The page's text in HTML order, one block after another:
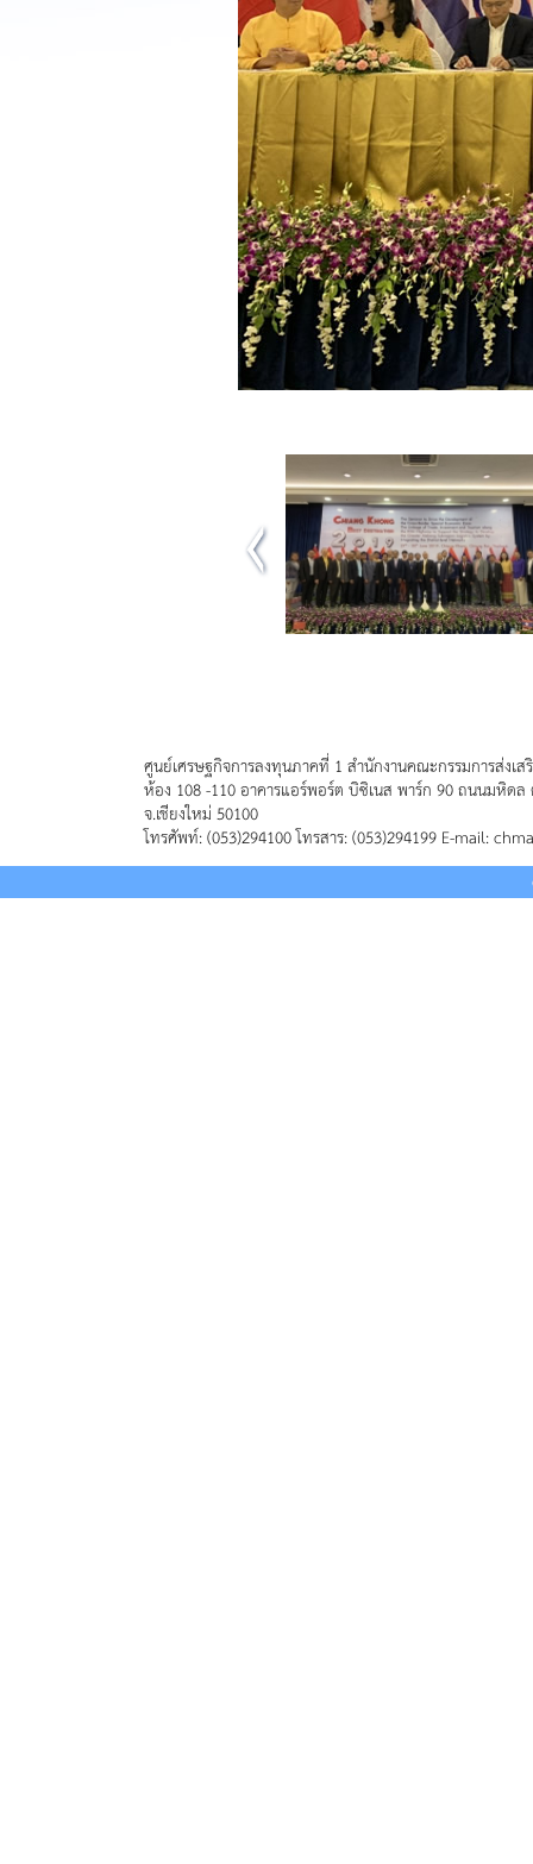
ศูนย์เศรษฐกิจการลงทุนภาคที่ 1 สำนักงานคณะกรรมการส่งเส
ห้อง 108 -110 อาคารแอร์พอร์ต บิซิเนส พาร์ก 90 ถนนมหิดล
จ.เชียงใหม่ 50100
โทรศัพท์: (053)294100 โทรสาร: (053)294199 E-mail: